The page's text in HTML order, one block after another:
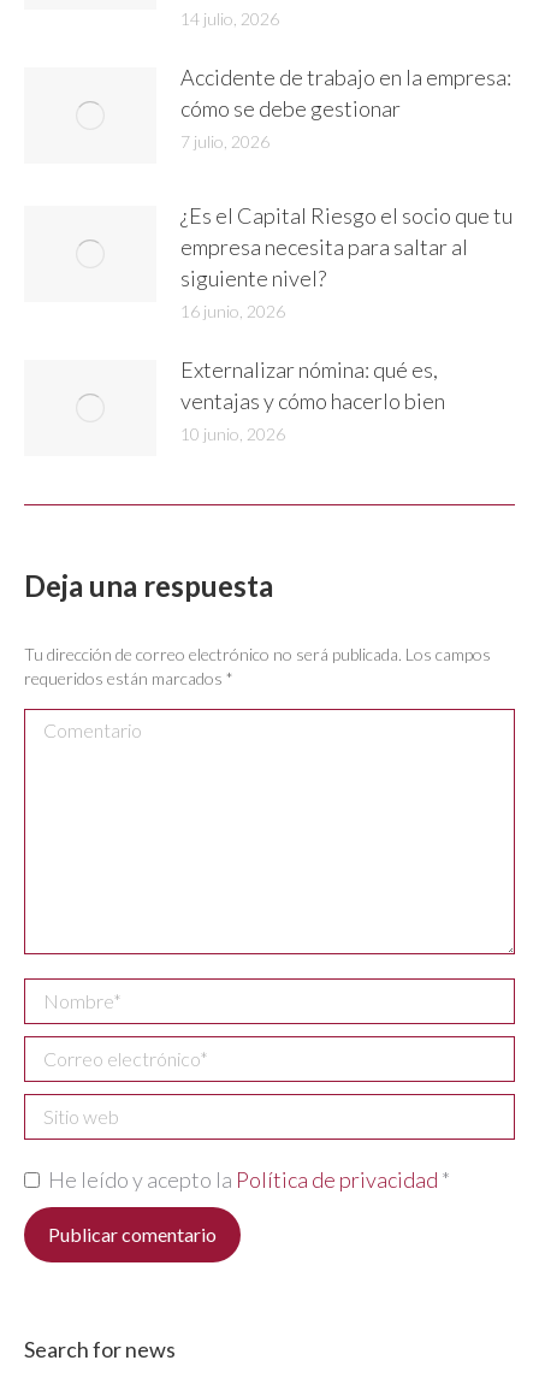
14 julio, 2026
Accidente de trabajo en la empresa:
cómo se debe gestionar
7 julio, 2026
¿Es el Capital Riesgo el socio que tu
empresa necesita para saltar al
siguiente nivel?
16 junio, 2026
Externalizar nómina: qué es,
ventajas y cómo hacerlo bien
10 junio, 2026
Deja una respuesta
Tu dirección de correo electrónico no será publicada. Los campos
requeridos están marcados *
Comentario
Nombre *
Correo electrónico *
Sitio web
He leído y acepto la Política de privacidad *
Publicar comentario
Search for news